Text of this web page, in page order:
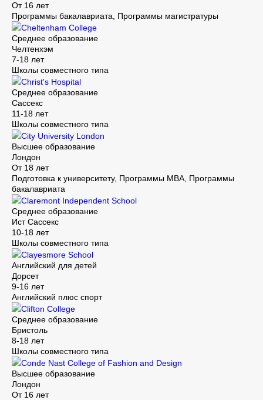
От 16 лет
Программы бакалавриата, Программы магистратуры
Cheltenham College
Среднее образование
Челтенхэм
7-18 лет
Школы совместного типа
Christ's Hospital
Среднее образование
Сассекс
11-18 лет
Школы совместного типа
City University London
Высшее образование
Лондон
От 18 лет
Подготовка к университету, Программы MBA, Программы
бакалавриата
Claremont Independent School
Среднее образование
Ист Сассекс
10-18 лет
Школы совместного типа
Clayesmore School
Английский для детей
Дорсет
9-16 лет
Английский плюс спорт
Clifton College
Среднее образование
Бристоль
8-18 лет
Школы совместного типа
Conde Nast College of Fashion and Design
Высшее образование
Лондон
От 16 лет